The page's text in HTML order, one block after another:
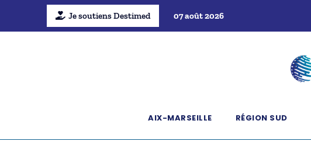
Je soutiens Destimed 07 août 2026
AIX-MARSEILLE RÉGION SUD